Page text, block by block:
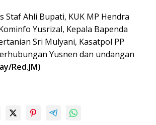
Staf Ahli Bupati, KUK MP Hendra
Yusrizal, Kepala Bapenda
Sri Mulyani, Kasatpol PP
Yusnen dan undangan
Red.JM)